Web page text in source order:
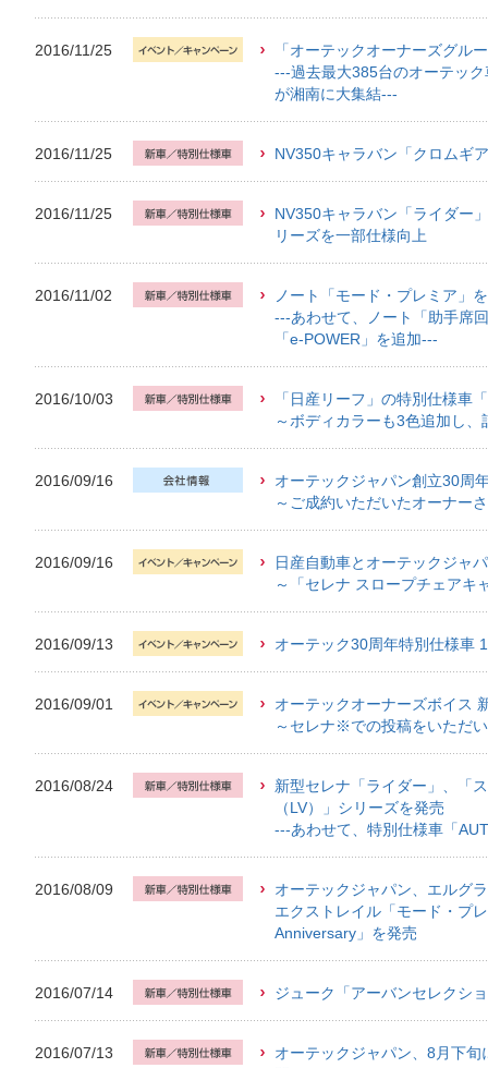
2016/11/25
「オーテックオーナーズグル
---過去最大385台のオーテッ
が湘南に大集結---
2016/11/25 NV350キャラバン「クロムギ
2016/11/25
NV350キャラバン「ライダー
リーズを一部仕様向上
2016/11/02
ノート「モード・プレミア」
---あわせて、ノート「助手席
「e-POWER」を追加---
2016/10/03
「日産リーフ」の特別仕様車
～ボディカラーも3色追加し
2016/09/16
オーテックジャパン創立30周
～ご成約いただいたオーナー
2016/09/16
日産自動車とオーテックジャ
～「セレナ スロープチェアキ
2016/09/13 オーテック30周年特別仕様車
2016/09/01
オーテックオーナーズボイス
～セレナ※での投稿をいただ
2016/08/24
新型セレナ「ライダー」、「
（LV）」シリーズを発売
---あわせて、特別仕様車「
2016/08/09
オーテックジャパン、エルグ
エクストレイル「モード・プ
Anniversary」を発売
2016/07/14 ジューク「アーバンセレクシ
2016/07/13
オーテックジャパン、8月下